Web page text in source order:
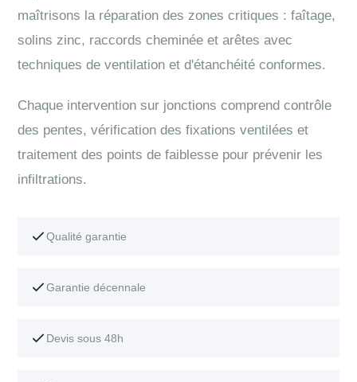
maîtrisons la réparation des zones critiques : faîtage,
solins zinc, raccords cheminée et arêtes avec
techniques de ventilation et d'étanchéité conformes.
Chaque intervention sur jonctions comprend contrôle
des pentes, vérification des fixations ventilées et
traitement des points de faiblesse pour prévenir les
infiltrations.
Qualité garantie
Garantie décennale
Devis sous 48h